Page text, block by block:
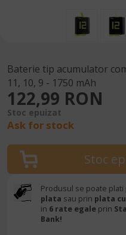
Baterie tip acumulator
11, 10, 9 - 1750 mAh
122,99 RON
Stoc epuizat
Ask for stock
Produsul se poate plati
plata sau prin plata
in 6 rate egale prin
Bank!